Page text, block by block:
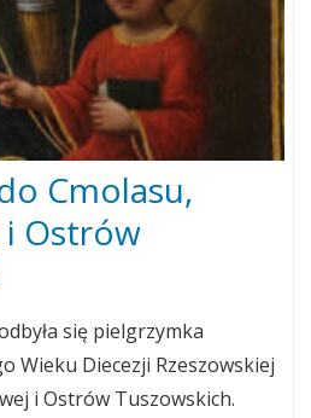
Cmolasu,
Ostrów
się pielgrzymka
Wieku Diecezji Rzeszowskiej
i Ostrów Tuszowskich.